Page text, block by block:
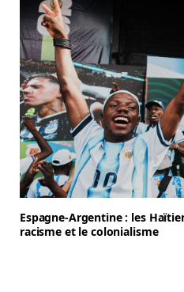
Espagne-Argentine : les
racisme et le colonialisme